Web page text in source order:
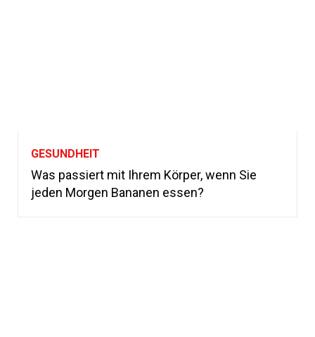
GESUNDHEIT
Was passiert mit Ihrem Körper, wenn Sie
jeden Morgen Bananen essen?